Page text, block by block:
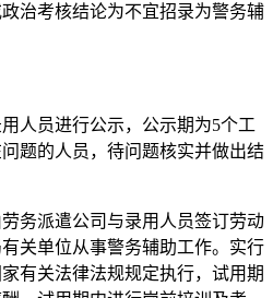
治考核结论为不宜招录为警务辅
员进行公示，公示期为5个工
题的人员，待问题核实并做出结
派遣公司与录用人员签订劳动
关单位从事警务辅助工作。实行
有关法律法规规定执行，试用期